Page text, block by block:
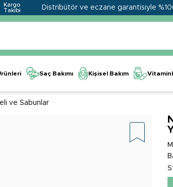
Kargo
Takibi
Distribütör ve eczane garantisiyle
Saç Bakımı Kişisel Bakım
ve Sabunlar